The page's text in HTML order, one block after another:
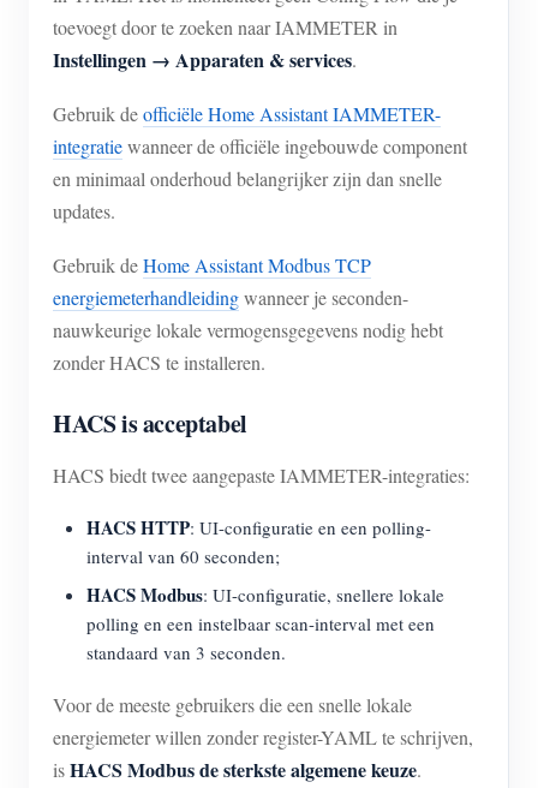
toevoegt door te zoeken naar IAMMETER in
Instellingen → Apparaten & services.
Gebruik deofficiële Home Assistant IAMMETER-
integratiewanneer de officiële ingebouwde component
en minimaal onderhoud belangrijker zijn dan snelle
updates.
Gebruik deHome Assistant Modbus TCP
energiemeterhandleidingwanneer je seconden-
nauwkeurige lokale vermogensgegevens nodig hebt
zonder HACS te installeren.
HACS is acceptabel
HACS biedt twee aangepaste IAMMETER-integraties:
HACS HTTP: UI-configuratie en een polling-
interval van 60 seconden;
HACS Modbus: UI-configuratie, snellere lokale
polling en een instelbaar scan-interval met een
standaard van 3 seconden.
Voor de meeste gebruikers die een snelle lokale
energiemeter willen zonder register-YAML te schrijven,
isHACS Modbus de sterkste algemene keuze.